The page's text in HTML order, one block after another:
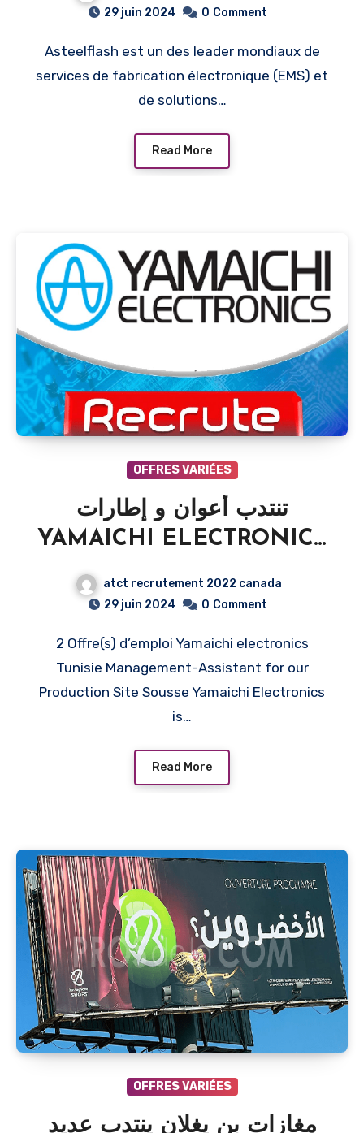
29 juin 2024
0 Comment
Asteelflash est un des leader mondiaux de
services de fabrication électronique (EMS) et
de solutions…
Read More
OFFRES VARIÉES
تنتدب أعوان و إطارات
YAMAICHI ELECTRONICS
recrute Plusieurs Profils
2024
atct recrutement 2022 canada
29 juin 2024
0 Comment
2 Offre(s) d’emploi Yamaichi electronics
Tunisie Management-Assistant for our
Production Site Sousse Yamaichi Electronics
is…
Read More
OFFRES VARIÉES
مغازات بن يغلان ينتدب عديد